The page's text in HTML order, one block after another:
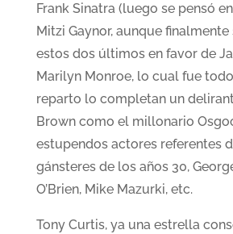
Frank Sinatra (luego se pensó
Mitzi Gaynor, aunque
estos dos últimos en favor de
Marilyn Monroe, lo cual fue
reparto lo completan un
Brown como el millonario
estupendos actores referentes
gánsteres de los años 30,
O’Brien, Mike Mazurki, etc.
Tony Curtis, ya una estrella